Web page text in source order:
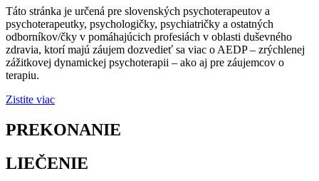
Táto stránka je určená pre slovenských psychoterapeutov a
psychoterapeutky, psychologičky, psychiatričky a ostatných
odborníkov/čky v pomáhajúcich profesiách v oblasti duševného
zdravia, ktorí majú záujem dozvedieť sa viac o AEDP – zrýchlenej
zážitkovej dynamickej psychoterapii – ako aj pre záujemcov o
terapiu.
Zistite viac
PREKONANIE
LIEČENIE